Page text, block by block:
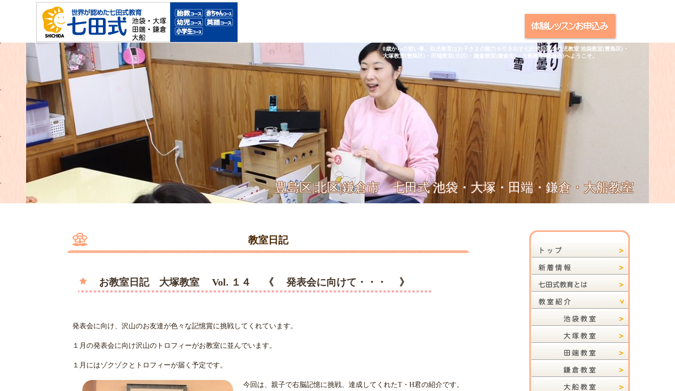
0歳からの習い事、幼児教育はお子さまの能力を引き出す七田式公認の幼児教室 池袋教室(豊島区)・
大塚教室(豊島区)・田端教室(北区)・鎌倉教室(鎌倉市)・大船教室(鎌倉市)へようこそ。
豊島区|北区|鎌倉市 七田式 池袋・大塚・田端・鎌倉・大船教室
教室日記
お教室日記 大塚教室 Vol. １４ 《 発表会に向けて・・・ 》
発表会に向け、沢山のお友達が色々な記憶賞に挑戦してくれています。
１月の発表会に向け沢山のトロフィーがお教室に並んでいます。
１月にはゾクゾクとトロフィーが届く予定です。
今回は、親子で右脳記憶に挑戦、達成してくれたT・H君の紹介です。